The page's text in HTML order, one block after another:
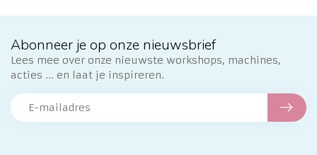
Abonneer je op onze nieuwsbrief
Lees mee over onze nieuwste workshops, machines,
acties ... en laat je inspireren.